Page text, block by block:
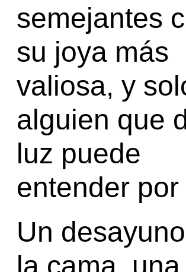
semejantes
su joya más
valiosa, y
alguien que
luz puede
entender por
Un